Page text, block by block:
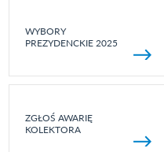
WYBORY
PREZYDENCKIE 2025
ZGŁOŚ AWARIĘ
KOLEKTORA